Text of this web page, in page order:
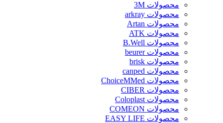
محصولات 3M
محصولات arkray
محصولات Artan
محصولات ATK
محصولات B.Well
محصولات beurer
محصولات brisk
محصولات canped
محصولات ChoiceMMed
محصولات CIBER
محصولات Coloplast
محصولات COMEON
محصولات EASY LIFE